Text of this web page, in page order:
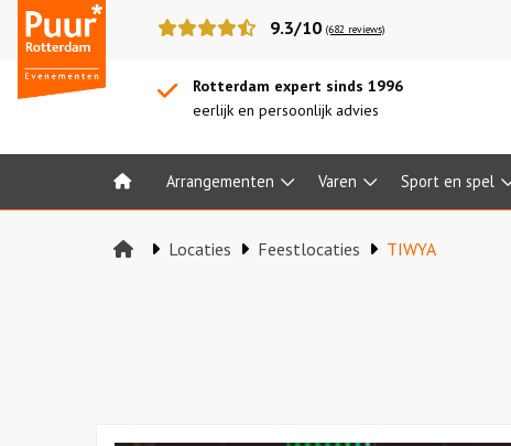
Puur*
Rotterdam
bedrijfsuitjes
9.3/10 (682 reviews)
Rotterdam expert sinds 1996
eerlijk en persoonlijk advies
Home Arrangementen Varen Sport en spel
Locaties Feestlocaties TIWYA